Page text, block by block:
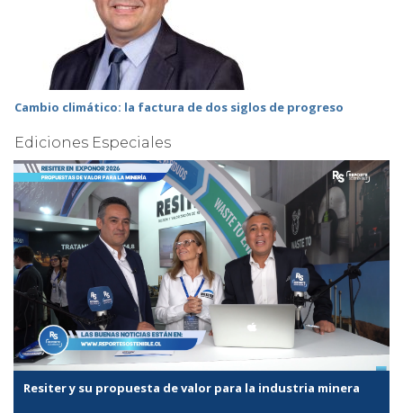
Cambio climático: la factura de dos siglos de progreso
Ediciones Especiales
Resiter y su propuesta de valor para la industria minera